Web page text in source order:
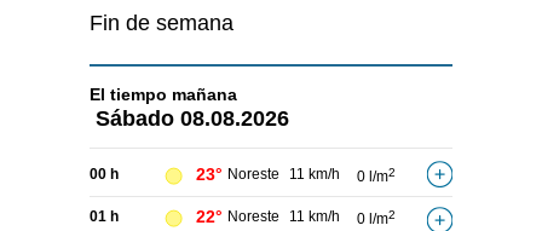
Fin de semana
El tiempo mañana
Sábado 08.08.2026
00 h 23° Noreste 11 km/h 0 l/m2
01 h 22° Noreste 11 km/h 0 l/m2